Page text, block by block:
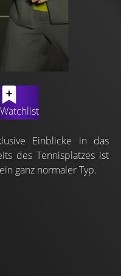
Watchlist
Einblicke in das
des Tennisplatzes ist
ganz normaler Typ.